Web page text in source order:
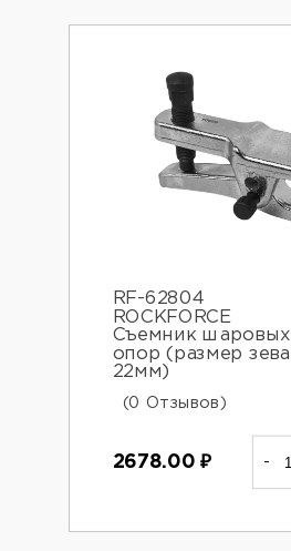
RF-62804
ROCKFORCE
Съемник шаровых
опор (размер зева
22мм)
(0 Отзывов)
2678.00₽ -